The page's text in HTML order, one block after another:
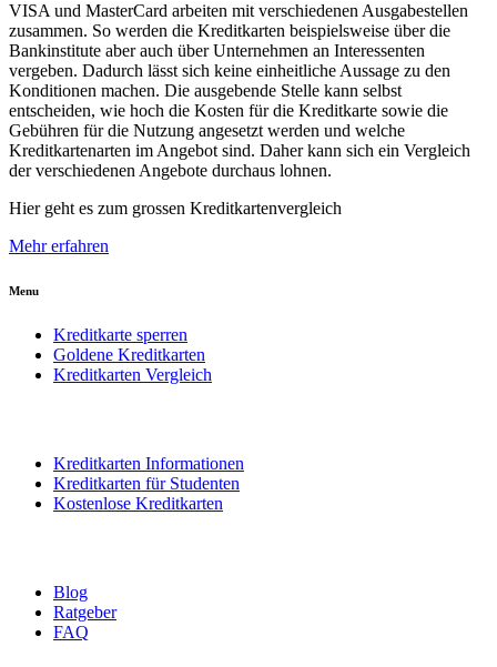
VISA und MasterCard arbeiten mit verschiedenen Ausgabestellen
zusammen. So werden die Kreditkarten beispielsweise über die
Bankinstitute aber auch über Unternehmen an Interessenten
vergeben. Dadurch lässt sich keine einheitliche Aussage zu den
Konditionen machen. Die ausgebende Stelle kann selbst
entscheiden, wie hoch die Kosten für die Kreditkarte sowie die
Gebühren für die Nutzung angesetzt werden und welche
Kreditkartenarten im Angebot sind. Daher kann sich ein Vergleich
der verschiedenen Angebote durchaus lohnen.
Hier geht es zum grossen Kreditkartenvergleich
Mehr erfahren
Menu
Kreditkarte sperren
Goldene Kreditkarten
Kreditkarten Vergleich
Kreditkarten Informationen
Kreditkarten für Studenten
Kostenlose Kreditkarten
Blog
Ratgeber
FAQ